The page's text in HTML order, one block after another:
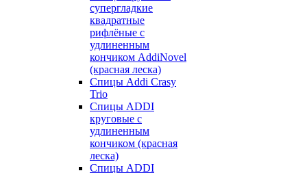
супергладкие
квадратные
рифлёные с
удлиненным
кончиком AddiNovel
(красная леска)
Спицы Addi Crasy
Trio
Спицы ADDI
круговые с
удлиненным
кончиком (красная
леска)
Спицы ADDI